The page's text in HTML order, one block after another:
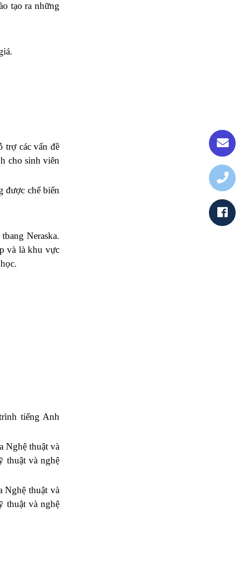
tạo ra những
trợ các vấn đề
cho sinh viên
được chế biến
Neraska.
và là khu vực
tiếng Anh
Nghệ thuật và
thuật và nghệ
Nghệ thuật và
thuật và nghệ